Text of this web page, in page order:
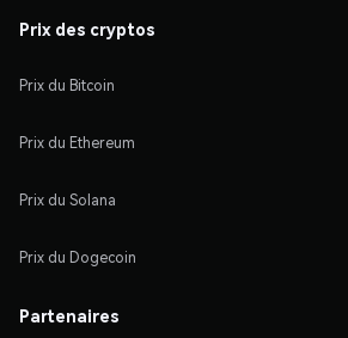
Prix des cryptos
Prix du Bitcoin
Prix du Ethereum
Prix du Solana
Prix du Dogecoin
Partenaires